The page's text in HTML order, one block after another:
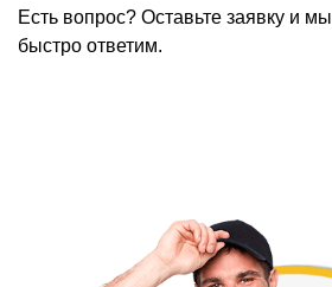
Есть вопрос? Оставьте заявку и мы
быстро ответим.